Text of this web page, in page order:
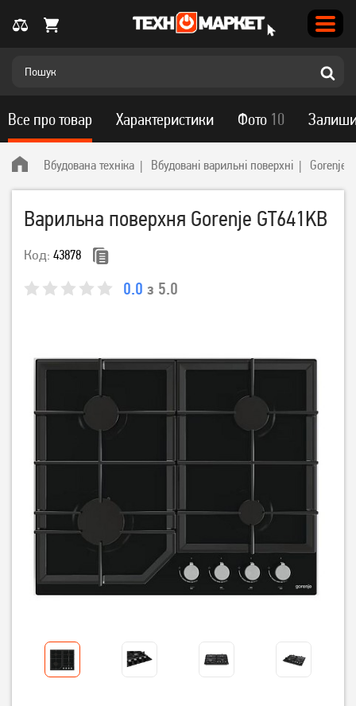
Вбудована техніка Вбудовані варильні поверхні Gorenje
Варильна поверхня Gorenje GT641KB
Код: 43878
0.0 з 5.0
Все про товар Характеристики Фото 10